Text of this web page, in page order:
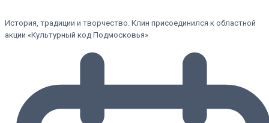
История, традиции и творчество. Клин присоединился к областной
акции «Культурный код Подмосковья»